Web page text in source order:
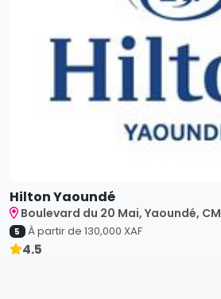
Hilton Yaoundé
Boulevard du 20 Mai, Yaoundé, CM
5 À partir de 130,000 XAF
4.5